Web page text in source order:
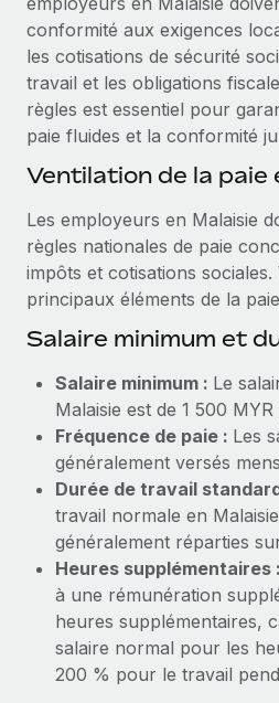
l’international et la conformité
Contrôles d’antécédents
Simplifiez vos processus de
candidats
Remote Watchtower
Gardez un temps d’avance
matière de conformité
Gestion des appareils
Achetez et suivez vos
Création d’entité
Établissez des entités
conformité
Mobilité et déménagement
Organisez facilement le
employés
Avantages sociaux
Gérez facilement les
Conseil en intégrations et
ÉTUDES DE CAS
Centre de ressources
Obtenir de l’aide
Voir toutes les ressources
BLOG
EOR et PEO
Gestion des freelances
Taxes
Explorer le blog
BLOG
Mises à jour des produits
freelances Plus
Remote a toujours pour mission
toute taille à embaucher, gérer et
En savoir plus
conformité aux exigences
les cotisations de sécurité
travail et les obligations
règles est essentiel pour
paie fluides et la conformité
Ventilation de la paie
Les employeurs en Malaisie
règles nationales de paie
impôts et cotisations
principaux éléments de la
Salaire minimum et
Salaire minimum : Le
Malaisie est de 1 500
Fréquence de paie : Les
généralement versés
Durée de travail
travail normale en
généralement réparties
Heures supplémentaires :
à une rémunération
heures supplémentaires,
salaire normal pour les
200 % pour le travail